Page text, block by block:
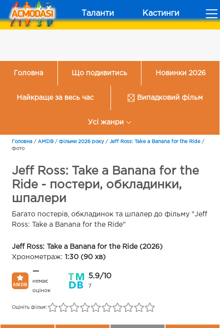
Таланти Кастинги
Головна Що подивитись Новинки 2026
Найкраще за весь час Випадковий фільм
Усі жанри
Головна / AMDB / Фільми 2026 року / Jeff Ross: Take a Banana for the Ride /
Фото
Jeff Ross: Take a Banana for the
Ride - постери, обкладинки,
шпалери
Багато постерів, обкладинок та шпалер до фільму "Jeff
Ross: Take a Banana for the Ride"
Jeff Ross: Take a Banana for the Ride (2026)
Хронометраж: 1:30 (90 хв)
—
немає
оцінок
5.9/10
7
Оцініть фільм: